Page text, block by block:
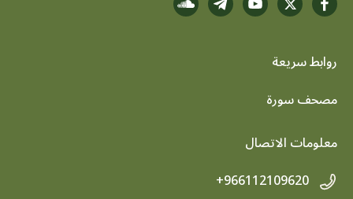
روابط سريعة
footer menu
مصحف سورة
معلومات الاتصال
+966112109620